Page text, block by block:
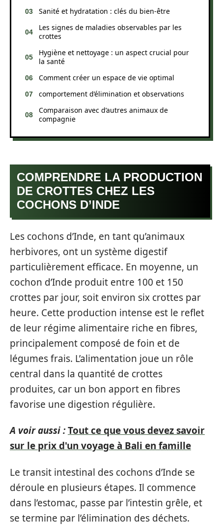
Sanité et hydratation : clés du bien-être
Les signes de maladies observables par les
crottes
Hygiène et nettoyage : un aspect crucial pour
la santé
Comment créer un espace de vie optimal
comportement d’élimination et observations
Comparaison avec d’autres animaux de
compagnie
COMPRENDRE LA PRODUCTION
DE CROTTES CHEZ LES
COCHONS D’INDE
Les cochons d’Inde, en tant qu’animaux
herbivores, ont un système digestif
particulièrement efficace. En moyenne, un
cochon d’Inde produit entre 100 et 150
crottes par jour, soit environ six crottes par
heure. Cette production intense est le reflet
de leur régime alimentaire riche en fibres,
principalement composé de foin et de
légumes frais. L’alimentation joue un rôle
central dans la quantité de crottes
produites, car un bon apport en fibres
favorise une digestion régulière.
A voir aussi :Tout ce que vous devez savoir
sur le prix d'un voyage à Bali en famille
Le transit intestinal des cochons d’Inde se
déroule en plusieurs étapes. Il commence
dans l’estomac, passe par l’intestin grêle, et
se termine par l’élimination des déchets.